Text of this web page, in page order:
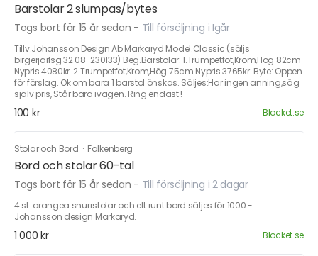
Barstolar 2 slumpas/bytes
Togs bort för 15 år sedan - Till försäljning i Igår
Tillv.Johansson Design Ab Markaryd Model.Classic (säljs
birgerjarlsg.32 08-230133) Beg.Barstolar: 1.Trumpetfot,Krom,Hög 82cm
Nypris.4080kr. 2.Trumpetfot,Krom,Hög 75cm Nypris.3765kr. Byte: Öppen
för förslag. Ok om bara 1 barstol önskas. Säljes:Har ingen anning,säg
själv pris, Står bara ivägen. Ring endast !
100 kr Blocket.se
Stolar och Bord · Falkenberg
Bord och stolar 60-tal
Togs bort för 15 år sedan - Till försäljning i 2 dagar
4 st. orangea snurrstolar och ett runt bord säljes för 1000:-.
Johansson design Markaryd.
1 000 kr Blocket.se